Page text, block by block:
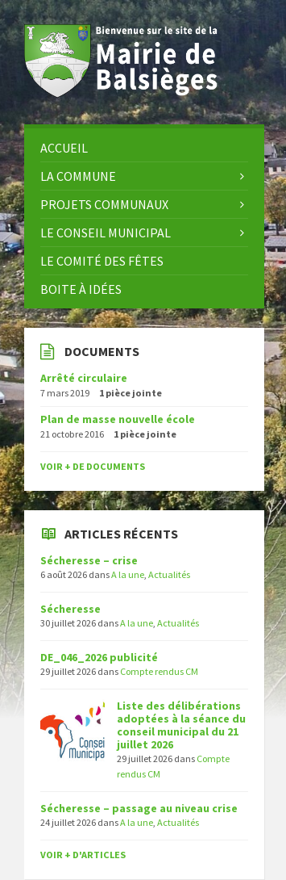
Skip
to
content
Skip
to
left
sidebar
Skip
to
right
sidebar
Skip
to
footer
ACCUEIL
LA COMMUNE
PROJETS COMMUNAUX
LE CONSEIL MUNICIPAL
LE COMITÉ DES FÊTES
BOITE À IDÉES
DOCUMENTS
Arrêté circulaire
7 mars 2019 1 pièce jointe
Plan de masse nouvelle école
21 octobre 2016 1 pièce jointe
VOIR + DE DOCUMENTS
ARTICLES RÉCENTS
Sécheresse – crise
6 août 2026 dansA la une Actualités
Sécheresse
30 juillet 2026 dansA la une Actualités
DE_046_2026 publicité
29 juillet 2026 dans Compte rendus CM
Liste des délibérations
adoptées à la séance du
conseil municipal du 21
juillet 2026
29 juillet 2026 dans Compte
rendus CM
Sécheresse – passage au niveau crise
24 juillet 2026 dansA la une Actualités
VOIR + D'ARTICLES